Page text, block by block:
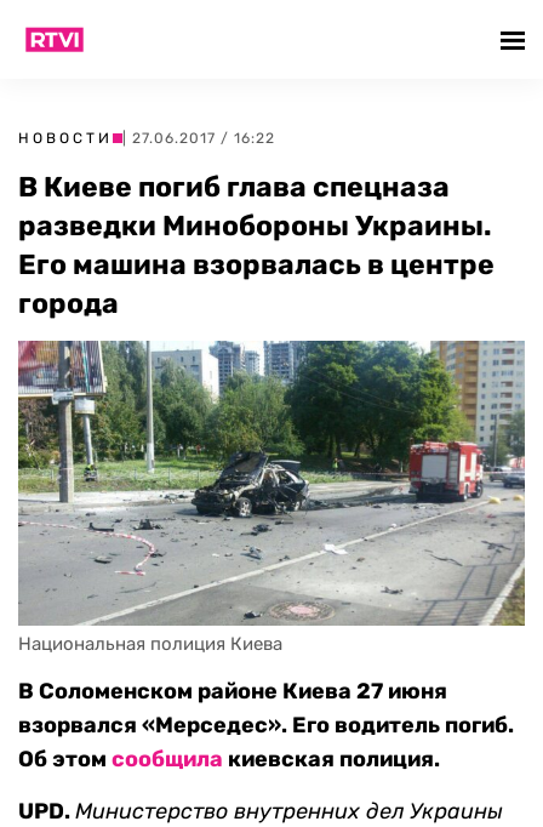
НОВОСТИ | 27.06.2017 / 16:22
В Киеве погиб глава спецназа
разведки Минобороны Украины.
Его машина взорвалась в центре
города
Национальная полиция Киева
В Соломенском районе Киева 27 июня
взорвался «Мерседес». Его водитель погиб.
Об этом сообщила киевская полиция.
UPD.Министерство внутренних дел Украины